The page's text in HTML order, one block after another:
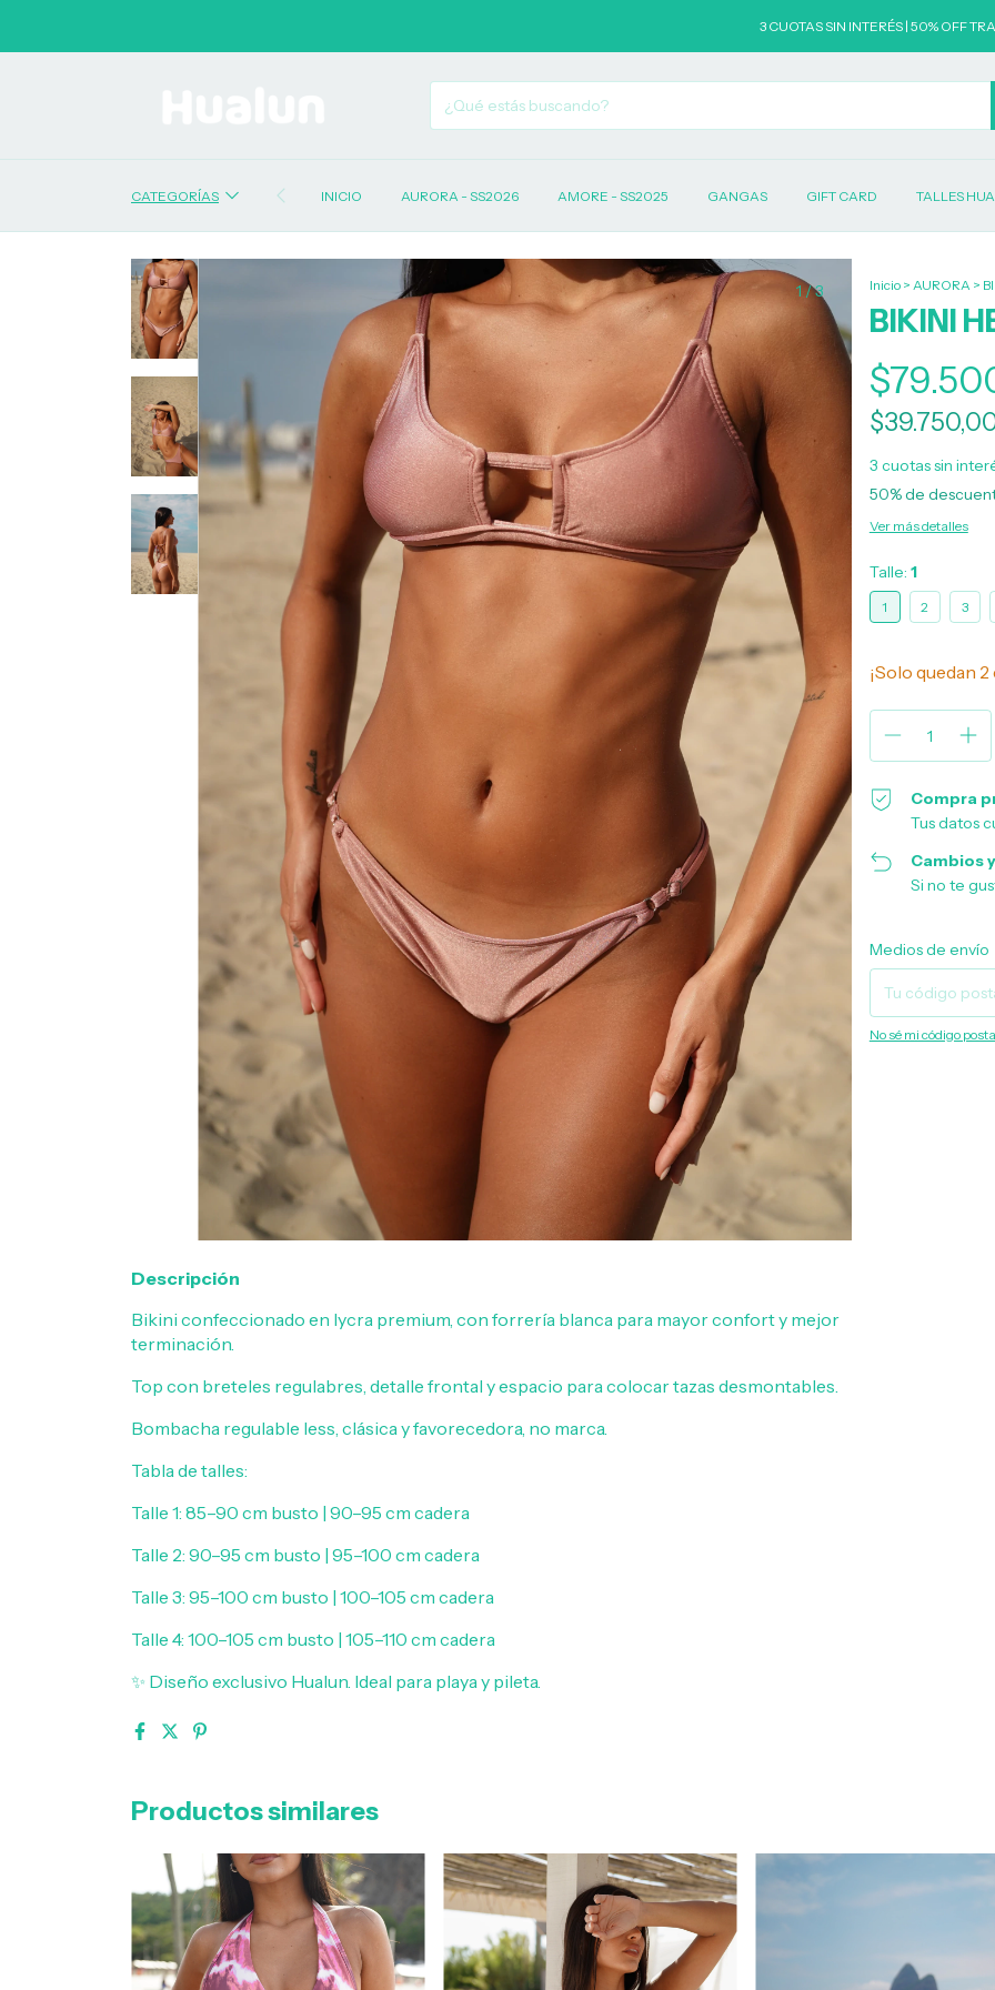
3 CUOTAS SIN INTERÉS | 50% OFF
CATEGORÍAS INICIO AURORA - SS2026 AMORE - SS2025 GANGAS GIFT CARD TALLES
1/3 Inicio > AURORA >
BIKINI
3 cuotas sin
50% de
Ver más detalles
Talle: 1
1 2 3
¡Solo quedan 2
Compra
Tus datos
Cambios
Si no te
Entregas para el CP:
Medios de envío
No sé mi código
Descripción
Bikini confeccionado en lycra premium, con forrería blanca para mayor confort y mejor
terminación.
Top con breteles regulabres, detalle frontal y espacio para colocar tazas desmontables.
Bombacha regulable less, clásica y favorecedora, no marca.
Tabla de talles:
Talle 1: 85–90 cm busto | 90–95 cm cadera
Talle 2: 90–95 cm busto | 95–100 cm cadera
Talle 3: 95–100 cm busto | 100–105 cm cadera
Talle 4: 100–105 cm busto | 105–110 cm cadera
✨ Diseño exclusivo Hualun. Ideal para playa y pileta.
Productos similares